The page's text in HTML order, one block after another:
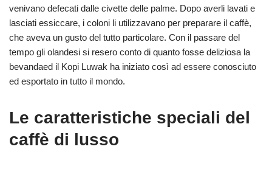
venivano defecati dalle civette delle palme. Dopo averli lavati e
lasciati essiccare, i coloni li utilizzavano per preparare il caffè,
che aveva un gusto del tutto particolare. Con il passare del
tempo gli olandesi si resero conto di quanto fosse deliziosa la
bevandaed il Kopi Luwak ha iniziato così ad essere conosciuto
ed esportato in tutto il mondo.
Le caratteristiche speciali del
caffè di lusso